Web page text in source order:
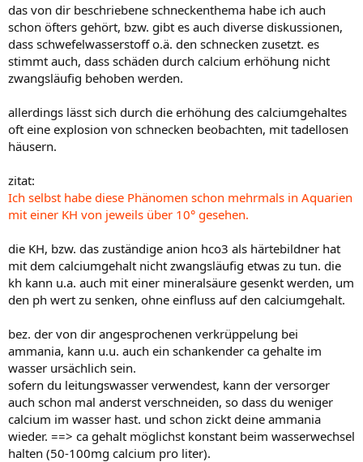
das von dir beschriebene schneckenthema habe ich auch
schon öfters gehört, bzw. gibt es auch diverse diskussionen,
dass schwefelwasserstoff o.ä. den schnecken zusetzt. es
stimmt auch, dass schäden durch calcium erhöhung nicht
zwangsläufig behoben werden.
allerdings lässt sich durch die erhöhung des calciumgehaltes
oft eine explosion von schnecken beobachten, mit tadellosen
häusern.
zitat:
Ich selbst habe diese Phänomen schon mehrmals in Aquarien
mit einer KH von jeweils über 10° gesehen.
die KH, bzw. das zuständige anion hco3 als härtebildner hat
mit dem calciumgehalt nicht zwangsläufig etwas zu tun. die
kh kann u.a. auch mit einer mineralsäure gesenkt werden, um
den ph wert zu senken, ohne einfluss auf den calciumgehalt.
bez. der von dir angesprochenen verkrüppelung bei
ammania, kann u.u. auch ein schankender ca gehalte im
wasser ursächlich sein.
sofern du leitungswasser verwendest, kann der versorger
auch schon mal anderst verschneiden, so dass du weniger
calcium im wasser hast. und schon zickt deine ammania
wieder. ==> ca gehalt möglichst konstant beim wasserwechsel
halten (50-100mg calcium pro liter).